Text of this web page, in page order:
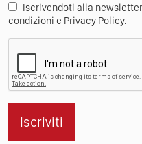
Iscrivendoti alla
condizioni e Privacy Policy.
Iscriviti